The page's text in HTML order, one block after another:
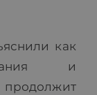
как
и